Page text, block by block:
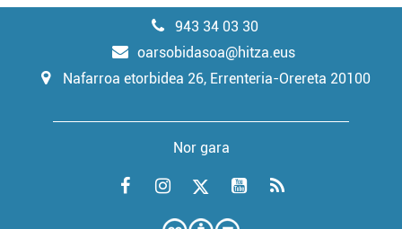
943 34 03 30
oarsobidasoa@hitza.eus
Nafarroa etorbidea 26, Errenteria-Orereta 20100
Nor gara